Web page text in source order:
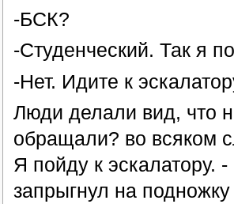
-БСК?
-Студенческий. Так я
-Нет. Идите к
Люди делали вид, что
обращали? во всяком
Я пойду к эскалатору.
запрыгнул на подножку